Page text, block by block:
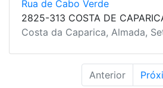
Rua de Cabo Verde
2825-313 COSTA DE
Costa da Caparica, Almada,
Anterior